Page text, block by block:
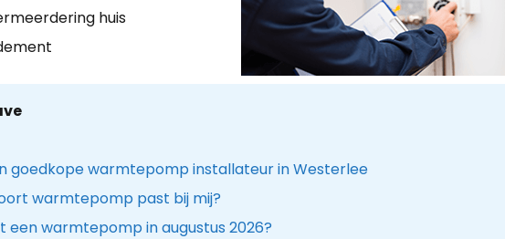
huis
goedkope warmtepomp installateur in Westerlee
warmtepomp past bij mij?
een warmtepomp in augustus 2026?